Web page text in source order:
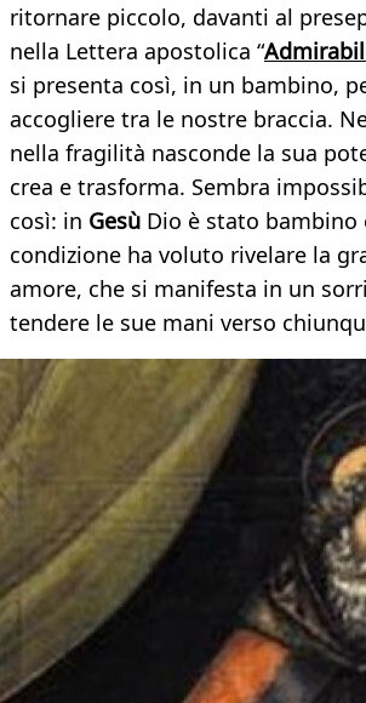
ritornare piccolo, davanti al
nella Lettera apostolica “
si presenta così, in un bambino,
accogliere tra le nostre braccia.
nella fragilità nasconde la sua
crea e trasforma. Sembra
così: in Gesù Dio è stato bambino
condizione ha voluto rivelare la
amore, che si manifesta in un
tendere le sue mani verso